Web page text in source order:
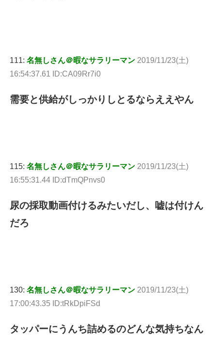
111: 名無しさん＠暇なサラリーマン 2019/11/23(土)
16:54:37.61 ID:CA09Rr7i0
需要と供給がしっかりしとるならええやん
115: 名無しさん＠暇なサラリーマン 2019/11/23(土)
16:55:31.44 ID:dTmQPnvs0
尿の採取動画付けるみたいだし、嘘は付けん
だろ
130: 名無しさん＠暇なサラリーマン 2019/11/23(土)
17:00:43.35 ID:tRkDpiFSd
タッパーにうんち詰めるのどんな気持ちなん